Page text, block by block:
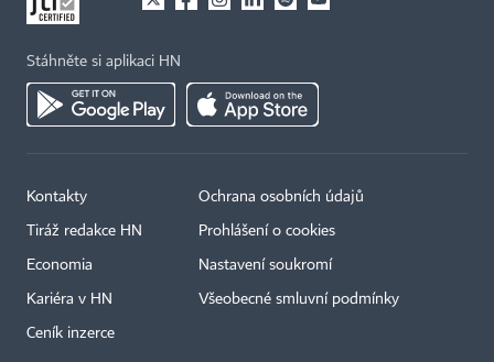
Stáhněte si aplikaci HN
Kontakty
Tiráž redakce HN
Economia
Kariéra v HN
Ceník inzerce
Ochrana osobních údajů
Prohlášení o cookies
Nastavení soukromí
Všeobecné smluvní podmínky